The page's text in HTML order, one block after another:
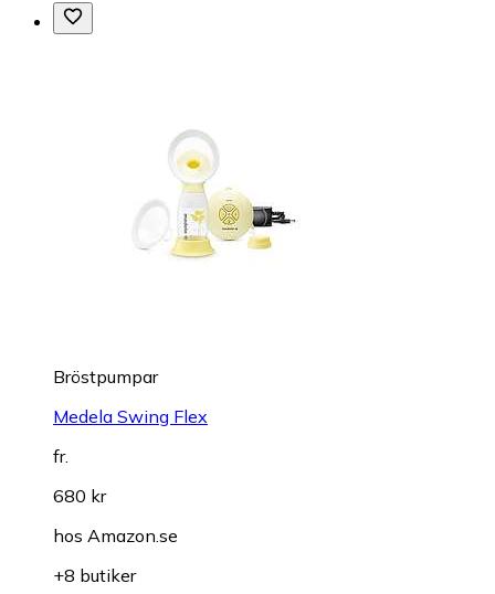
Bröstpumpar
Medela Swing Flex
fr.
680 kr
hos Amazon.se
+8 butiker